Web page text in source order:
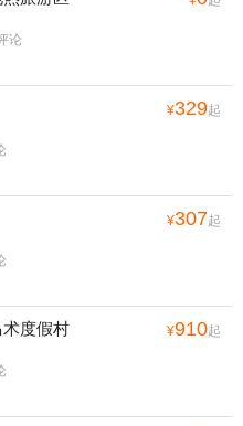
论
¥329起
¥307起
度假村 ¥910起